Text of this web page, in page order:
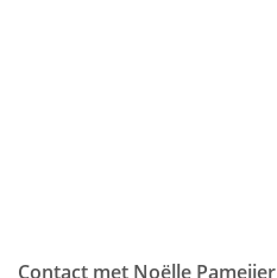
Contact met Noëlle Pameijer